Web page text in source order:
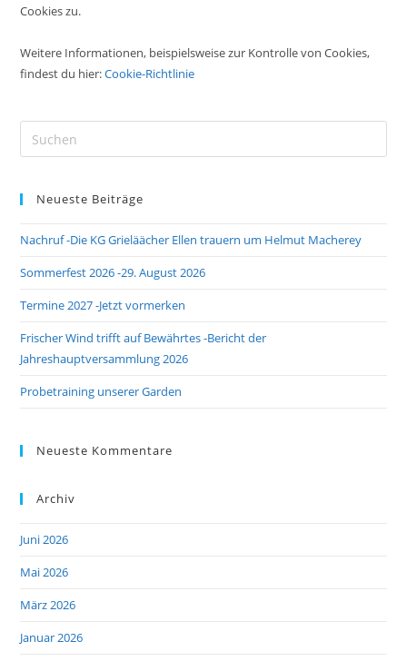
Cookies zu.
Weitere Informationen, beispielsweise zur Kontrolle von Cookies,
findest du hier:Cookie-Richtlinie
Neueste Beiträge
Nachruf -Die KG Grieläächer Ellen trauern um Helmut Macherey
Sommerfest 2026 -29. August 2026
Termine 2027 -Jetzt vormerken
Frischer Wind trifft auf Bewährtes -Bericht der
Jahreshauptversammlung 2026
Probetraining unserer Garden
Neueste Kommentare
Archiv
Juni 2026
Mai 2026
März 2026
Januar 2026